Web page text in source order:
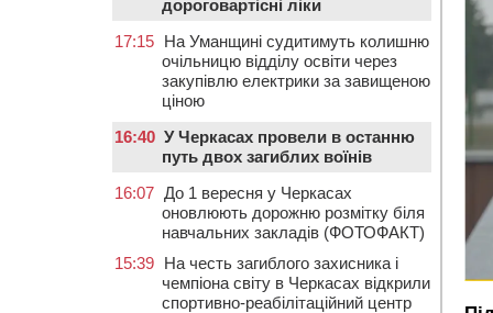
дороговартісні ліки
17:15 На Уманщині судитимуть колишню
очільницю відділу освіти через
закупівлю електрики за завищеною
ціною
16:40 У Черкасах провели в останню
путь двох загиблих воїнів
16:07 До 1 вересня у Черкасах
оновлюють дорожню розмітку біля
навчальних закладів (ФОТОФАКТ)
15:39 На честь загиблого захисника і
чемпіона світу в Черкасах відкрили
спортивно-реабілітаційний центр